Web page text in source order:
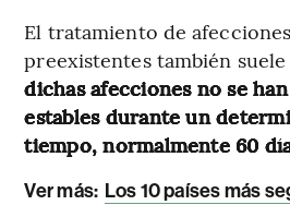
El tratamiento de
preexistentes también
dichas afecciones no se
estables durante un
tiempo, normalmente 60
Ver más: Los 10 países más